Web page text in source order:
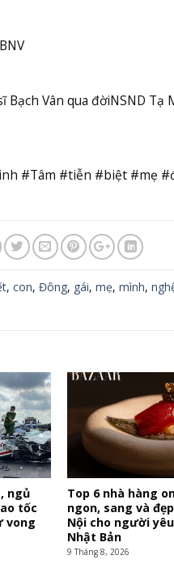
Bạch Vân qua đờiNSND Tạ
#Tâm #tiễn #biệt #mẹ
, con, Đông, gái, mẹ, mình,
ngủ
tốc
vong
Top 6 nhà hàng
ngon, sang và
Nội cho người
Nhật Bản
9 Tháng 8, 2026